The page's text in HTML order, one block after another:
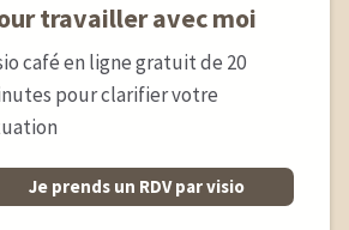
travailler avec moi
café en ligne gratuit de 20
pour clarifier votre
Je prends un RDV par visio